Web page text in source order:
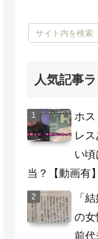
人気記事
ホス
レ
い
当？【動画有】
「
の女
前代